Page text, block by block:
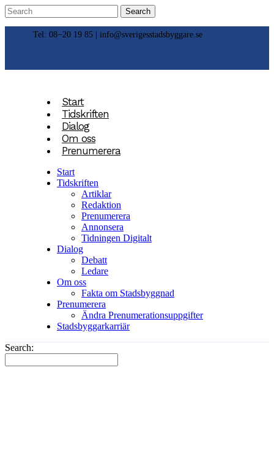
Tel: 08−20 19 85 | info@sverigesstadsbyggare.se
Start
Tidskriften
Dialog
Om oss
Prenumerera
Start
Tidskriften
Artiklar
Redaktion
Prenumerera
Annonsera
Tidningen Digitalt
Dialog
Debatt
Ledare
Om oss
Fakta om Stadsbyggnad
Prenumerera
Ändra Prenumerationsuppgifter
Stadsbyggarkarriär
Search: